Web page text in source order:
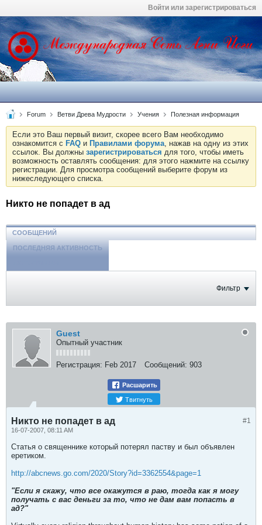
Войти или зарегистрироваться
Forum Ветви Древа Мудрости Учения Полезная информация
Если это Ваш первый визит, скорее всего Вам необходимо
ознакомится с FAQ и Правилами форума, нажав на одну из этих
ссылок. Вы должны зарегистрироваться для того, чтобы иметь
возможность оставлять сообщения: для этого нажмите на ссылку
регистрации. Для просмотра сообщений выберите форум из
нижеследующего списка.
Никто не попадет в ад
СООБЩЕНИЙ
ПОСЛЕДНЯЯ АКТИВНОСТЬ
Фильтр
Guest
Опытный участник
Регистрация: Feb 2017 Сообщений: 903
Расшарить
Твитнуть
#1
Никто не попадет в ад
16-07-2007, 08:11 AM
Статья о священнике который потерял паству и был объявлен
еретиком.
http://abcnews.go.com/2020/Story?id=3362554&page=1
"Если я скажу, что все окажутся в раю, тогда как я могу
получать с вас деньги за то, что не дам вам попасть в
ад?"